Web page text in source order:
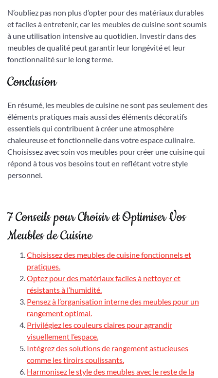
N’oubliez pas non plus d’opter pour des matériaux durables
et faciles à entretenir, car les meubles de cuisine sont soumis
à une utilisation intensive au quotidien. Investir dans des
meubles de qualité peut garantir leur longévité et leur
fonctionnalité sur le long terme.
Conclusion
En résumé, les meubles de cuisine ne sont pas seulement des
éléments pratiques mais aussi des éléments décoratifs
essentiels qui contribuent à créer une atmosphère
chaleureuse et fonctionnelle dans votre espace culinaire.
Choisissez avec soin vos meubles pour créer une cuisine qui
répond à tous vos besoins tout en reflétant votre style
personnel.
7 Conseils pour Choisir et Optimiser Vos
Meubles de Cuisine
Choisissez des meubles de cuisine fonctionnels et
pratiques.
Optez pour des matériaux faciles à nettoyer et
résistants à l’humidité.
Pensez à l’organisation interne des meubles pour un
rangement optimal.
Privilégiez les couleurs claires pour agrandir
visuellement l’espace.
Intégrez des solutions de rangement astucieuses
comme les tiroirs coulissants.
Harmonisez le style des meubles avec le reste de la